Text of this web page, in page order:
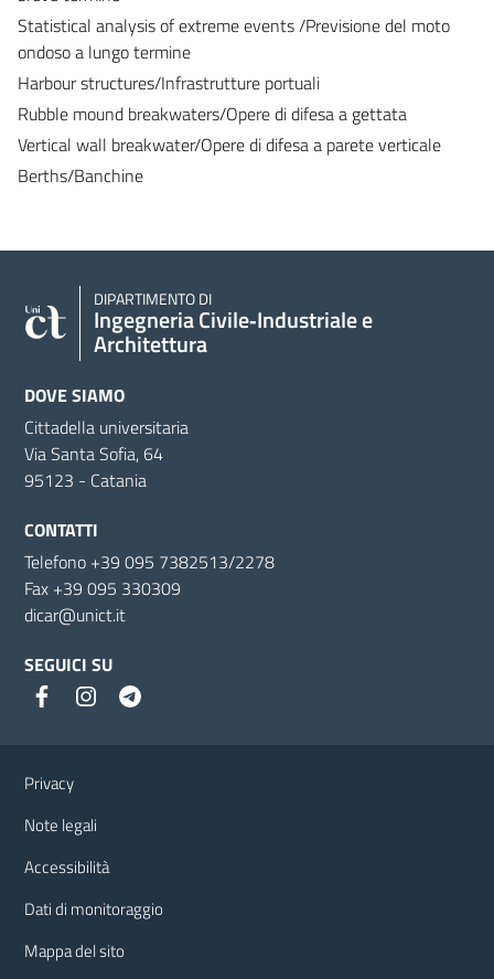
Statistical analysis of extreme events /Previsione del moto
ondoso a lungo termine
Harbour structures/Infrastrutture portuali
Rubble mound breakwaters/Opere di difesa a gettata
Vertical wall breakwater/Opere di difesa a parete verticale
Berths/Banchine
DIPARTIMENTO DI
Ingegneria Civile‑Industriale e
Architettura
DOVE SIAMO
Cittadella universitaria
Via Santa Sofia, 64
95123 - Catania
CONTATTI
Telefono +39 095 7382513/2278
Fax +39 095 330309
dicar@unict.it
SEGUICI SU
Privacy
Note legali
Accessibilità
Dati di monitoraggio
Mappa del sito